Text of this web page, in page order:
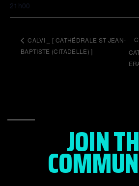
21h00
CALVI _ [ CATHÉDRALE ST JEAN-
BAPTISTE (CITADELLE) ]
JOIN